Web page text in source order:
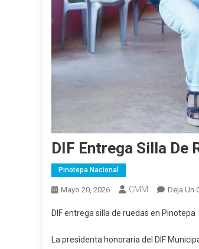
DIF Entrega Silla De
Pinotepa Nacional
Mayo 20, 2026 CMM Deja Un
DIF entrega silla de ruedas en Pinotepa
La presidenta honoraria del DIF